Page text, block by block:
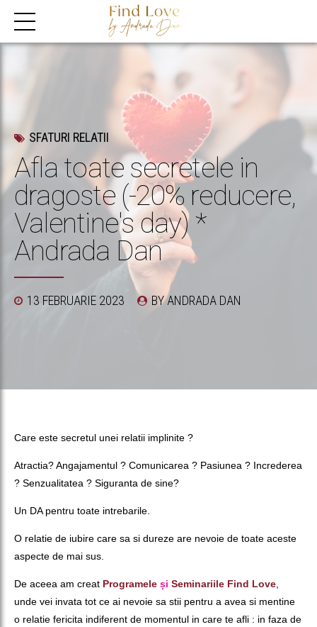
SFATURI RELATII
Afla toate secretele in
dragoste (-20% reducere,
Valentine's day) *
Andrada Dan
13 FEBRUARIE 2023 BY ANDRADA DAN
Care este secretul unei relatii implinite ?
Atractia? Angajamentul ? Comunicarea ? Pasiunea ? Increderea
? Senzualitatea ? Siguranta de sine?
Un DA pentru toate intrebarile.
O relatie de iubire care sa si dureze are nevoie de toate aceste
aspecte de mai sus.
De aceea am creat Programele și Seminariile Find Love
unde vei invata tot ce ai nevoie sa stii pentru a avea si mentine
o relatie fericita indiferent de momentul in care te afli : in faza de